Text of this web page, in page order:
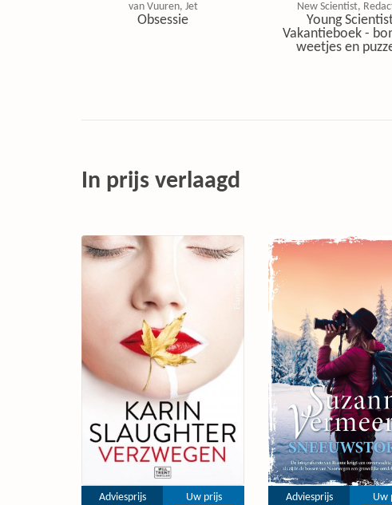
van Vuuren, Jet
Obsessie
New Scientist,
Young
Vakantieboek -
weetjes en
In prijs verlaagd
Adviesprijs
Uw prijs
Adviesprijs
Uw